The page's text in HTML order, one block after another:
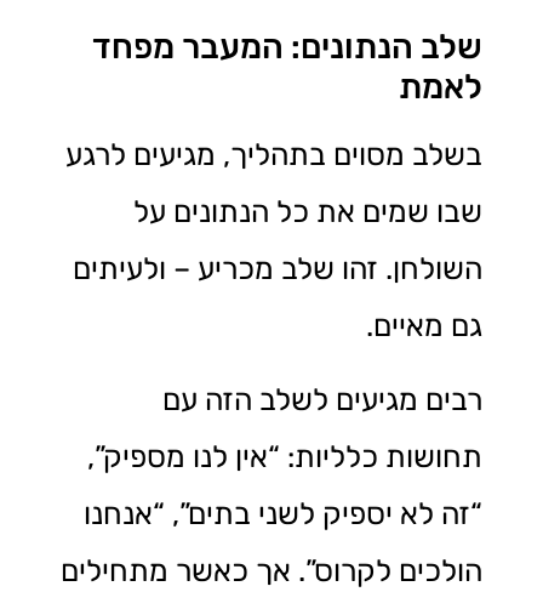
שלב הנתונים: המעבר מפחד
לאמת
בשלב מסוים בתהליך, מגיעים לרגע
שבו שמים את כל הנתונים על
השולחן. זהו שלב מכריע – ולעיתים
גם מאיים.
רבים מגיעים לשלב הזה עם
תחושות כלליות: “אין לנו מספיק”,
“זה לא יספיק לשני בתים”, “אנחנו
הולכים לקרוס”. אך כאשר מתחילים